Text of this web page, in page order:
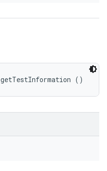
getTestInformation ()